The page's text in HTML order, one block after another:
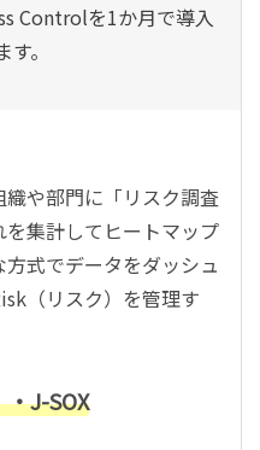
Controlを1か月で導入
。
や部門に「リスク調査
集計してヒートマップ
式でデータをダッシュ
（リスク）を管理す
J-SOX